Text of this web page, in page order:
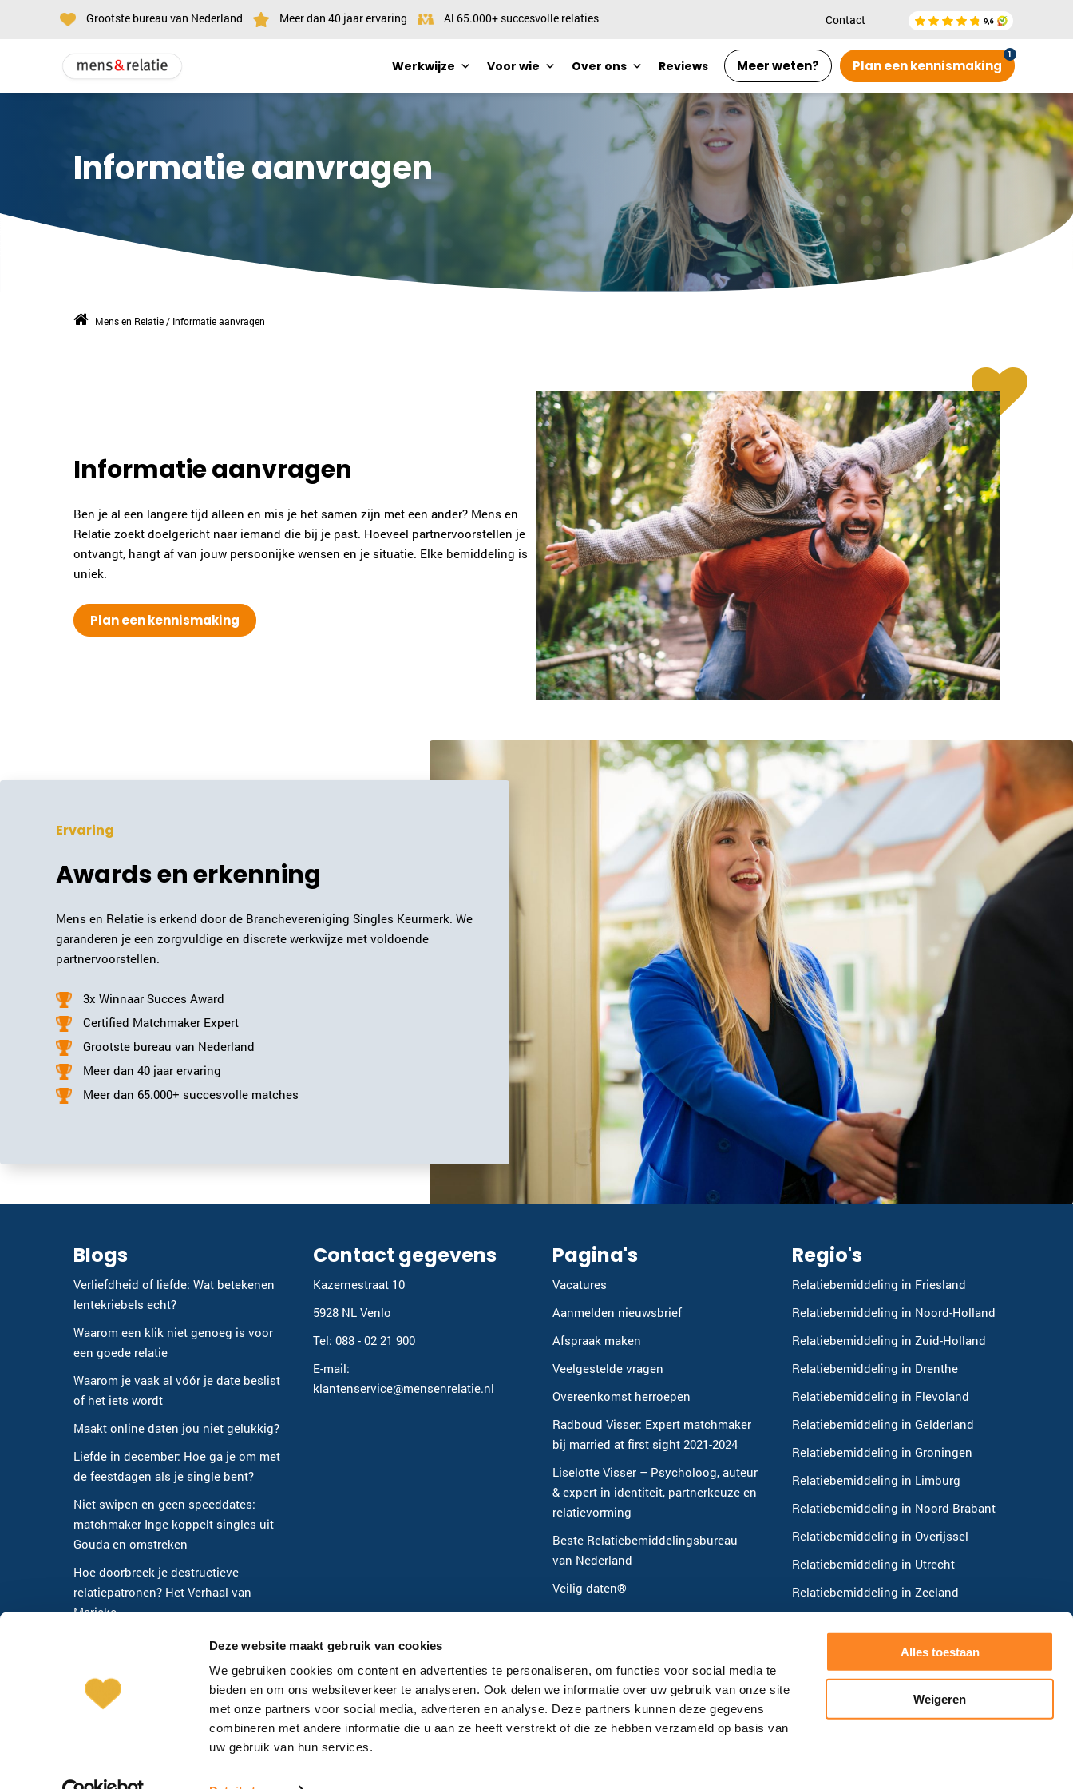
Deze website maakt gebruik van cookies
We gebruiken cookies om content en advertenties te personaliseren, om functies voor social media te
bieden en om ons websiteverkeer te analyseren. Ook delen we informatie over uw gebruik van onze site
met onze partners voor social media, adverteren en analyse. Deze partners kunnen deze gegevens
combineren met andere informatie die u aan ze heeft verstrekt of die ze hebben verzameld op basis van
uw gebruik van hun services.
Alles toestaan
Weigeren
Grootste bureau van Nederland Meer dan 40 jaar ervaring Al 65.000+ succesvolle relaties Contact
Werkwijze Voor wie Over ons Reviews Meer weten? Plan een kennismaking
Informatie aanvragen
Mens en Relatie / Informatie aanvragen
Informatie aanvragen
Ben je al een langere tijd alleen en mis je het samen zijn met een ander? Mens en
Relatie zoekt doelgericht naar iemand die bij je past. Hoeveel partnervoorstellen je
ontvangt, hangt af van jouw persoonijke wensen en je situatie. Elke bemiddeling is
uniek.
Plan een kennismaking
Ervaring
Awards en erkenning
Mens en Relatie is erkend door de Branchevereniging Singles Keurmerk. We
garanderen je een zorgvuldige en discrete werkwijze met voldoende
partnervoorstellen.
3x Winnaar Succes Award
Certified Matchmaker Expert
Grootste bureau van Nederland
Meer dan 40 jaar ervaring
Meer dan 65.000+ succesvolle matches
Blogs
Verliefdheid of liefde: Wat betekenen
lentekriebels echt?
Waarom een klik niet genoeg is voor
een goede relatie
Waarom je vaak al vóór je date beslist
of het iets wordt
Maakt online daten jou niet gelukkig?
Liefde in december: Hoe ga je om met
de feestdagen als je single bent?
Niet swipen en geen speeddates:
matchmaker Inge koppelt singles uit
Gouda en omstreken
Hoe doorbreek je destructieve
relatiepatronen? Het Verhaal van
Marieke
Waarom maakt online daten ons niet
Contact gegevens
Kazernestraat 10
5928 NL Venlo
Tel: 088 - 02 21 900
E-mail:
klantenservice@mensenrelatie.nl
Pagina's
Vacatures
Aanmelden nieuwsbrief
Afspraak maken
Veelgestelde vragen
Overeenkomst herroepen
Radboud Visser: Expert matchmaker
bij married at first sight 2021-2024
Liselotte Visser – Psycholoog, auteur
& expert in identiteit, partnerkeuze en
relatievorming
Beste Relatiebemiddelingsbureau
van Nederland
Veilig daten®
Regio's
Relatiebemiddeling in Friesland
Relatiebemiddeling in Noord-Holland
Relatiebemiddeling in Zuid-Holland
Relatiebemiddeling in Drenthe
Relatiebemiddeling in Flevoland
Relatiebemiddeling in Gelderland
Relatiebemiddeling in Groningen
Relatiebemiddeling in Limburg
Relatiebemiddeling in Noord-Brabant
Relatiebemiddeling in Overijssel
Relatiebemiddeling in Utrecht
Relatiebemiddeling in Zeeland
Relatiebemiddeling in Gouda
Relatiebemiddeling in Amsterdam
Relatiebemiddeling in Rotterdam